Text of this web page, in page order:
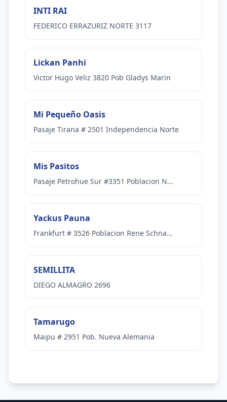
INTI RAI
FEDERICO ERRAZURIZ NORTE 3117
Lickan Panhi
Victor Hugo Veliz 3820 Pob Gladys Marin
Mi Pequeño Oasis
Pasaje Tirana # 2501 Independencia Norte
Mis Pasitos
Pasaje Petrohue Sur #3351 Poblacion N...
Yackus Pauna
Frankfurt # 3526 Poblacion Rene Schna...
SEMILLITA
DIEGO ALMAGRO 2696
Tamarugo
Maipu # 2951 Pob. Nueva Alemania